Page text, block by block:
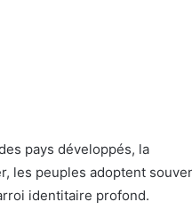
pays développés, la
les peuples adoptent
identitaire profond.